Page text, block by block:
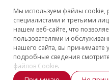
Подписаться на
Клиентское соглашение
Политика
Мы используем файлы
специалистами и третьими
нашем веб-сайте, что
пользователями и
нашего сайта, вы принимаете
подробные сведения
файлов Cookie.